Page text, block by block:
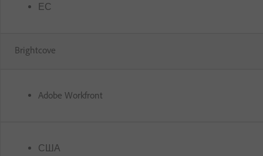
ЕС
Brightcove
Adobe Workfront
США